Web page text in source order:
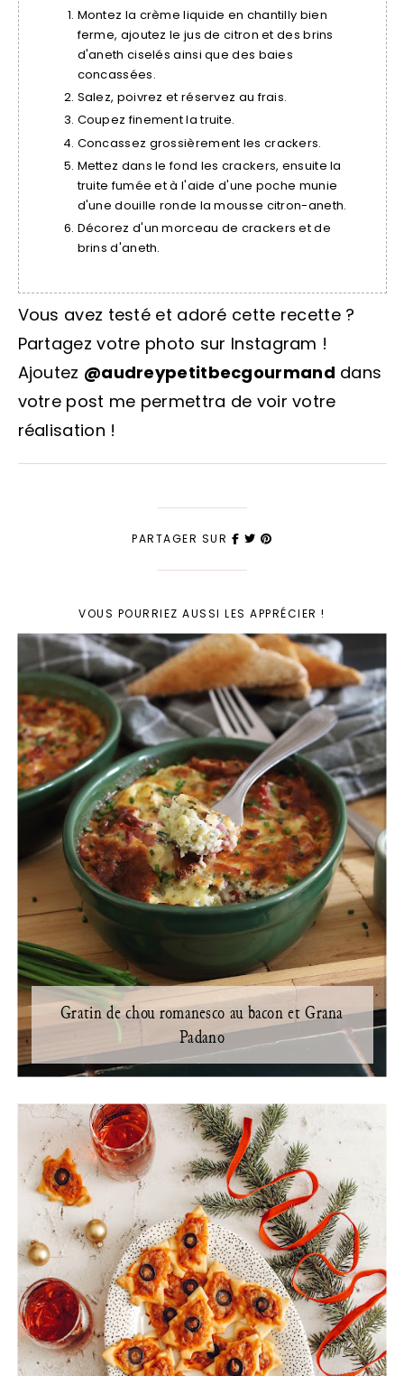
Montez la crème liquide en chantilly bien
ferme, ajoutez le jus de citron et des brins
d'aneth ciselés ainsi que des baies
concassées.
Salez, poivrez et réservez au frais.
Coupez finement la truite.
Concassez grossièrement les crackers.
Mettez dans le fond les crackers, ensuite la
truite fumée et à l'aide d'une poche munie
d'une douille ronde la mousse citron-aneth.
Décorez d'un morceau de crackers et de
brins d'aneth.
Vous avez testé et adoré cette recette ?
Partagez votre photo sur Instagram !
Ajoutez @audreypetitbecgourmand dans
votre post me permettra de voir votre
réalisation !
PARTAGER SUR
VOUS POURRIEZ AUSSI LES APPRÉCIER !
Gratin de chou romanesco au bacon et Grana
Padano